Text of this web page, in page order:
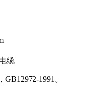
缆
1991。